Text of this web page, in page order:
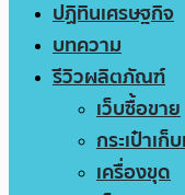
ปฏิทินเศรษฐกิจ
บทความ
รีวิวผลิตภัณฑ์
เว็บซื้อขาย
กระเป๋าเก็
เครื่องขุด